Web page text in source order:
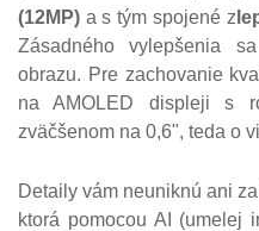
(12MP) a s tým spojené z
Zásadného vylepšenia
obrazu. Pre zachovanie
na AMOLED displeji s
zväčšenom na 0,6", teda o
Detaily vám neuniknú ani
ktorá pomocou AI (umelej